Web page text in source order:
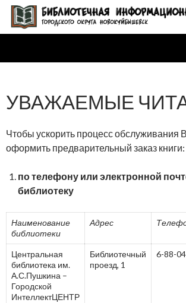
УВАЖАЕМЫЕ
Чтобы ускорить процесс обслуживания
оформить предварительный заказ книги:
по телефону или электронной
библиотеку
Наименование
библиотеки
Адрес
Центральная
библиотека им.
А.С.Пушкина –
Городской
ИнтеллектЦЕНТР
Библиотечный
проезд, 1
6-88-04